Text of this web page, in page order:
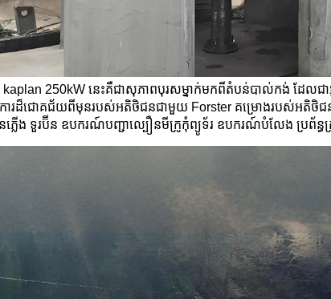
kaplan 250kW នេះគឺជាសុភាពបុរសម្នាក់មកពីតំបន់បាល់កង់ ដែល
ារដ៏ជោគជ័យពីមុនរបស់អតិថិជនជាមួយ Forster គម្រោងរបស់អតិថិជន
នភ្លើង ទួរប៊ីន ឧបករណ៍បញ្ជាល្បឿនមីក្រូកុំព្យូទ័រ ឧបករណ៍បំលែង ប្រព័ន្ធគ្